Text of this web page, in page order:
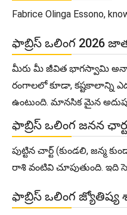
Fabrice Olinga Essono,
ఫాబ్రిస్ ఒలింగ 2026
మీరు మీ జీవిత భాగస్వామి
రంగాలలో కూడా, కష్టకాలాన్ని
ఉంటుంది. మానసిక మైన
ఫాబ్రిస్ ఒలింగ జనన
పుట్టిన చార్ట్ (కుండలి, జన్మ
రాశి వంటివి చూపుతుంది. ఇది
ఫాబ్రిస్ ఒలింగ జ్యోతిష్య